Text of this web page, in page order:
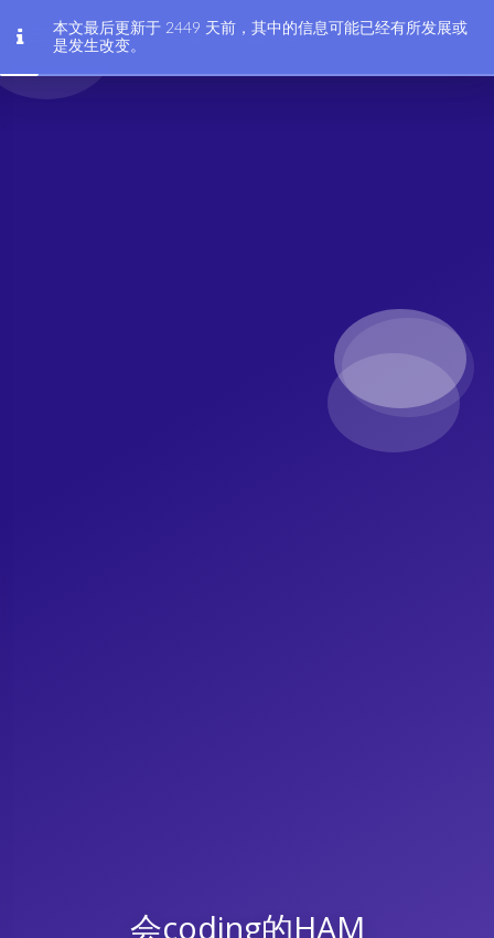
会coding的HAM
会coding的HAM
本文最后更新于 2449 天前，其中的信息可能已经有所发展或
是发生改变。